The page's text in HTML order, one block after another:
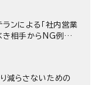
ンによる「社内営業
き相手からNG例ま
減らさないための